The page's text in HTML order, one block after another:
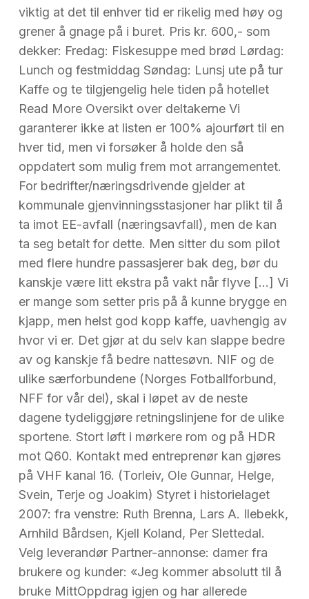
viktig at det til enhver tid er rikelig med høy og
grener å gnage på i buret. Pris kr. 600,- som
dekker: Fredag: Fiskesuppe med brød Lørdag:
Lunch og festmiddag Søndag: Lunsj ute på tur
Kaffe og te tilgjengelig hele tiden på hotellet
Read More Oversikt over deltakerne Vi
garanterer ikke at listen er 100% ajourført til en
hver tid, men vi forsøker å holde den så
oppdatert som mulig frem mot arrangementet.
For bedrifter/næringsdrivende gjelder at
kommunale gjenvinningsstasjoner har plikt til å
ta imot EE-avfall (næringsavfall), men de kan
ta seg betalt for dette. Men sitter du som pilot
med flere hundre passasjerer bak deg, bør du
kanskje være litt ekstra på vakt når flyve […] Vi
er mange som setter pris på å kunne brygge en
kjapp, men helst god kopp kaffe, uavhengig av
hvor vi er. Det gjør at du selv kan slappe bedre
av og kanskje få bedre nattesøvn. NIF og de
ulike særforbundene (Norges Fotballforbund,
NFF for vår del), skal i løpet av de neste
dagene tydeliggjøre retningslinjene for de ulike
sportene. Stort løft i mørkere rom og på HDR
mot Q60. Kontakt med entreprenør kan gjøres
på VHF kanal 16. (Torleiv, Ole Gunnar, Helge,
Svein, Terje og Joakim) Styret i historielaget
2007: fra venstre: Ruth Brenna, Lars A. Ilebekk,
Arnhild Bårdsen, Kjell Koland, Per Slettedal.
Velg leverandør Partner-annonse: damer fra
brukere og kunder: «Jeg kommer absolutt til å
bruke MittOppdrag igjen og har allerede